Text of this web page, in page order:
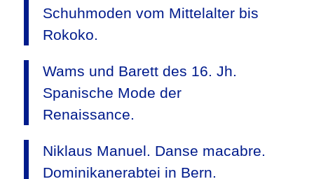
Schuhmoden vom Mittelalter bis
Rokoko.
Wams und Barett des 16. Jh.
Spanische Mode der
Renaissance.
Niklaus Manuel. Danse macabre.
Dominikanerabtei in Bern.